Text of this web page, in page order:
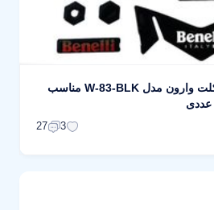
برچسب بدنه موتور سیکلت وارون مدل W-83-BLK مناسب
3
27